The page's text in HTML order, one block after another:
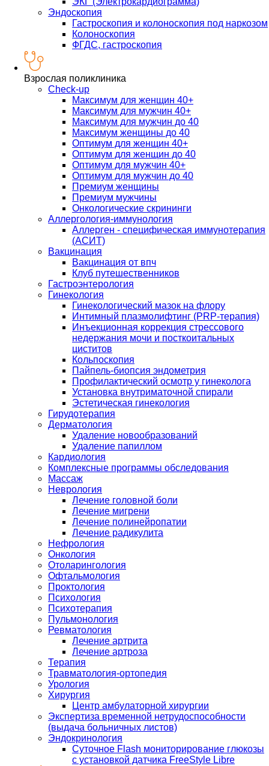
Эндоскопия
Гастроскопия и колоноскопия под наркозом
Колоноскопия
ФГДС, гастроскопия
Взрослая поликлиника
Check-up
Максимум для женщин 40+
Максимум для мужчин 40+
Максимум для мужчин до 40
Максимум женщины до 40
Оптимум для женщин 40+
Оптимум для женщин до 40
Оптимум для мужчин 40+
Оптимум для мужчин до 40
Премиум женщины
Премиум мужчины
Онкологические скрининги
Аллергология-иммунология
Аллерген - специфическая иммунотерапия
(АСИТ)
Вакцинация
Вакцинация от впч
Клуб путешественников
Гастроэнтерология
Гинекология
Гинекологический мазок на флору
Интимный плазмолифтинг (PRP-терапия)
Инъекционная коррекция стрессового
недержания мочи и посткоитальных
циститов
Кольпоскопия
Пайпель-биопсия эндометрия
Профилактический осмотр у гинеколога
Установка внутриматочной спирали
Эстетическая гинекология
Гирудотерапия
Дерматология
Удаление новообразований
Удаление папиллом
Кардиология
Комплексные программы обследования
Массаж
Неврология
Лечение головной боли
Лечение мигрени
Лечение полинейропатии
Лечение радикулита
Нефрология
Онкология
Отоларингология
Офтальмология
Проктология
Психология
Психотерапия
Пульмонология
Ревматология
Лечение артрита
Лечение артроза
Терапия
Травматология-ортопедия
Урология
Хирургия
Центр амбулаторной хирургии
Экспертиза временной нетрудоспособности
(выдача больничных листов)
Эндокринология
Суточное Flash мониторирование глюкозы
с установкой датчика FreeStyle Libre